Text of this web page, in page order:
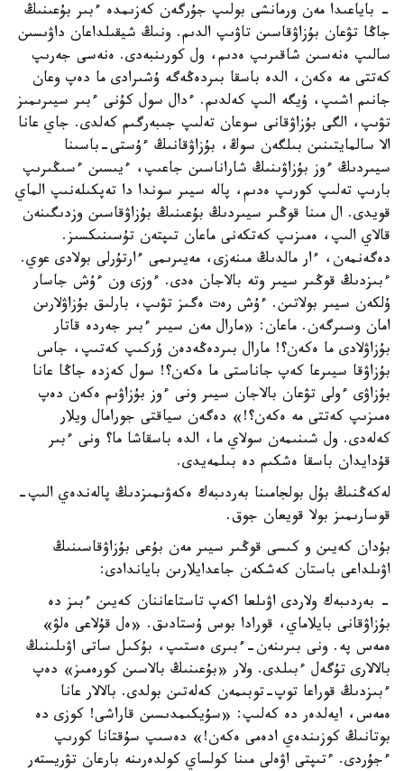
- باياعىدا مەن ورمانشى بولىپ جۇرگەن كەزىمدە ءبىر بۇعىنىڭ
جاڭا تۋعان بۇزاۋقاسىن تاۋىپ الدىم. ونىڭ شيقىلداعان داۋىسىن
سالىپ ەنەسىن شاقىرىپ ەدىم، ول كورىنبەدى. ەنەسى جەرىپ
كەتتى مە ەكەن، الدە باسقا بىردەڭەگە ۇشىرادى ما دەپ وعان
جانىم اشىپ، ۇيگە الىپ كەلدىم. ءدال سول كۇنى ءبىر سيىرىمىز
تۋىپ، الگى بۇزاۋقانى سوعان تەلىپ جىبەرگىم كەلدى. جاي عانا
الا سالمايتىنىن بىلگەن سوڭ، بۇزاۋقانىڭ ءۇستى-باسىنا
سيىردىڭ ءوز بۇزاۋىنىڭ شاراناسىن جاعىپ، ءيىسىن ءسىڭىرىپ
بارىپ تەلىپ كورىپ ەدىم، پالە سيىر سوندا دا تەپكىلەنىپ الماي
قويدى. ال مىنا قوڭىر سيىردىڭ بۇعىنىڭ بۇزاۋقاسىن وزدىگىنەن
قالاي الىپ، ەمىزىپ كەتكەنى ماعان تىپتەن تۇسىنىكسىز.
دەگەنمەن، ءار مالدىڭ مىنەزى، مەيىرىمى ءارتۇرلى بولادى عوي.
ءبىزدىڭ قوڭىر سيىر وتە بالاجان ەدى. ءوزى ون ءۇش جاسار
ۇلكەن سيىر بولاتىن. ءۇش رەت ەگىز تۋىپ، بارلىق بۇزاۋلارىن
امان وسىرگەن. ماعان: «مارال مەن سيىر ءبىر جەردە قاتار
بۇزاۋلادى ما ەكەن؟! مارال بىردەڭەدەن ۇركىپ كەتىپ، جاس
بۇزاۋقا سيىرعا كەپ جاناستى ما ەكەن؟! سول كەزدە جاڭا عانا
بۇزاۋى ءولى تۋعان بالاجان سيىر ونى ءوز بۇزاۋىم ەكەن دەپ
ەمىزىپ كەتتى مە ەكەن؟!» دەگەن سياقتى جورامال ويلار
كەلەدى. ول شىنىمەن سولاي ما، الدە باسقاشا ما؟ ونى ءبىر
قۇدايدان باسقا ەشكىم دە بىلمەيدى.
لەكەڭنىڭ بۇل بولجامىنا بەردىبەك ەكەۋىمىزدىڭ پالەندەي الىپ-
قوسارىمىز بولا قويعان جوق.
بۇدان كەيىن و كىسى قوڭىر سيىر مەن بۇعى بۇزاۋقاسىنىڭ
اۋىلداعى باستان كەشكەن جاعدايلارىن باياندادى:
- بەردىبەك ولاردى اۋىلعا اكەپ تاستاعاننان كەيىن ءبىز دە
بۇزاۋقانى بايلاماي، قورادا بوس ۇستادىق. «ەل قۇلاعى ەلۋ»
ەمەس پە. ونى بىرىنەن-ءبىرى ەستىپ، بۇكىل ساتى اۋىلىنىڭ
بالالارى تۇگەل ءبىلدى. ولار «بۇعىنىڭ بالاسىن كورەمىز» دەپ
ءبىزدىڭ قوراعا توپ-توبىمەن كەلەتىن بولدى. بالالار عانا
ەمەس، ايەلدەر دە كەلىپ: «سۇيكىمدىسىن قاراشى! كوزى دە
بوتانىڭ كوزىندەي ادەمى ەكەن!» دەسىپ سۇقتانا كورىپ
ءجۇردى. ءتىپتى اۋەلى مىنا كولساي كولدەرىنە بارعان تۋريستەر